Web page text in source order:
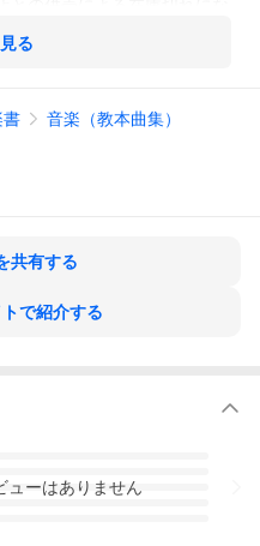
る
書
音楽（教本曲集）
共有する
で紹介する
ューはありません